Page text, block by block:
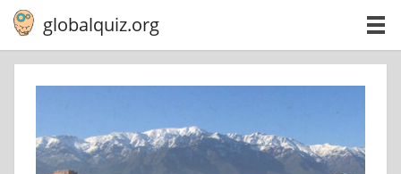
globalquiz.org